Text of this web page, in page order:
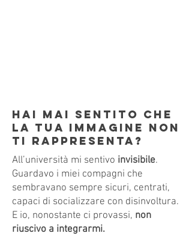
Hai mai sentito che
la tua immagine non
ti rappresenta?
All’università mi sentivo invisibile.
Guardavo i miei compagni che
sembravano sempre sicuri, centrati,
capaci di socializzare con disinvoltura.
E io, nonostante ci provassi, non
riuscivo a integrarmi.